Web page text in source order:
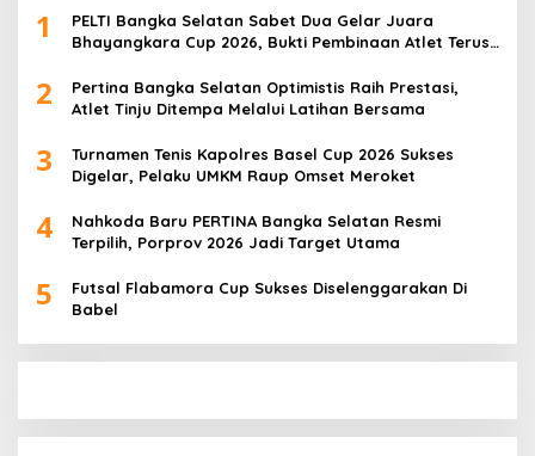
1
PELTI Bangka Selatan Sabet Dua Gelar Juara
Bhayangkara Cup 2026, Bukti Pembinaan Atlet Terus
2
Pertina Bangka Selatan Optimistis Raih Prestasi,
Atlet Tinju Ditempa Melalui Latihan Bersama
3
Turnamen Tenis Kapolres Basel Cup 2026 Sukses
Digelar, Pelaku UMKM Raup Omset Meroket
4
Nahkoda Baru PERTINA Bangka Selatan Resmi
Terpilih, Porprov 2026 Jadi Target Utama
5
Futsal Flabamora Cup Sukses Diselenggarakan Di
Babel